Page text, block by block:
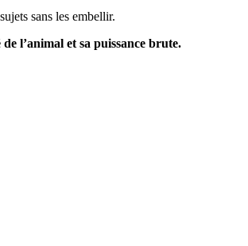
sans les embellir.
l’animal et sa puissance brute.